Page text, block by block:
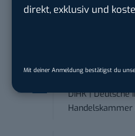
direkt, exklusiv und
Mit deiner Anmeldung bestätigst du
Senior ASIC
DIHK | Deutsche
Handelskammer